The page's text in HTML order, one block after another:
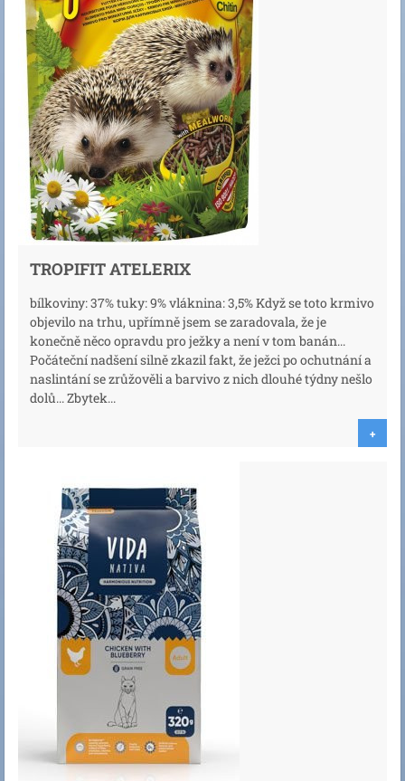
TROPIFIT ATELERIX
bílkoviny: 37% tuky: 9% vláknina: 3,5% Když se toto krmivo
objevilo na trhu, upřímně jsem se zaradovala, že je
konečně něco opravdu pro ježky a není v tom banán...
Počáteční nadšení silně zkazil fakt, že ježci po ochutnání a
naslintání se zrůžověli a barvivo z nich dlouhé týdny nešlo
dolů... Zbytek...
+